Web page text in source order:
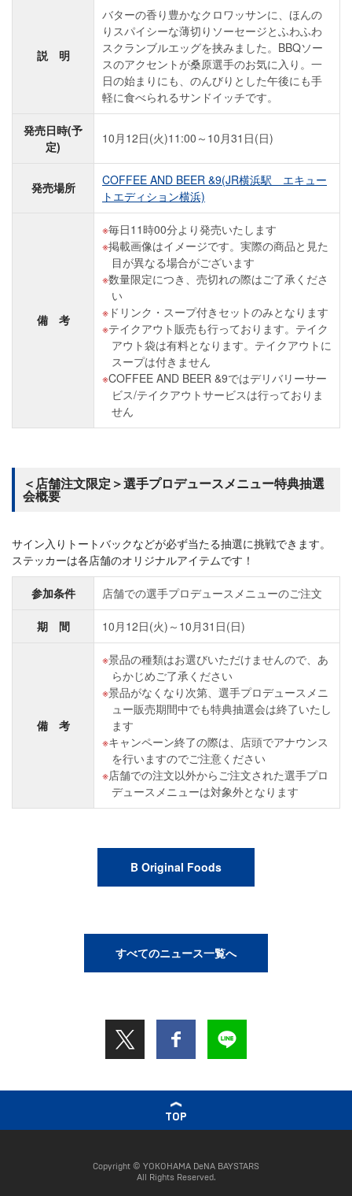
説 明
バターの香り豊かなクロワッサンに、ほんの
りスパイシーな薄切りソーセージとふわふわ
スクランブルエッグを挟みました。BBQソー
スのアクセントが桑原選手のお気に入り。一
日の始まりにも、のんびりとした午後にも手
軽に食べられるサンドイッチです。
発売日時(予
定)
10月12日(火)11:00～10月31日(日)
発売場所
COFFEE AND BEER &9(JR横浜駅 エキュー
トエディション横浜)
備 考
毎日11時00分より発売いたします
掲載画像はイメージです。実際の商品と見た
目が異なる場合がございます
数量限定につき、売切れの際はご了承くださ
い
ドリンク・スープ付きセットのみとなります
テイクアウト販売も行っております。テイク
アウト袋は有料となります。テイクアウトに
スープは付きません
COFFEE AND BEER &9ではデリバリーサー
ビス/テイクアウトサービスは行っておりま
せん
＜店舗注文限定＞選手プロデュースメニュー特典抽選
会概要
サイン入りトートバックなどが必ず当たる抽選に挑戦できます。
ステッカーは各店舗のオリジナルアイテムです！
参加条件 店舗での選手プロデュースメニューのご注文
期 間 10月12日(火)～10月31日(日)
備 考
景品の種類はお選びいただけませんので、あ
らかじめご了承ください
景品がなくなり次第、選手プロデュースメニ
ュー販売期間中でも特典抽選会は終了いたし
ます
キャンペーン終了の際は、店頭でアナウンス
を行いますのでご注意ください
店舗での注文以外からご注文された選手プロ
デュースメニューは対象外となります
B Original Foods
すべてのニュース一覧へ
TOP
Copyright © YOKOHAMA DeNA BAYSTARS
All Rights Reserved.